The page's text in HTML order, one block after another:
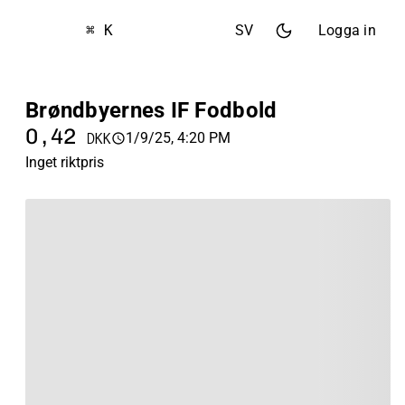
⌘ K SV Logga in
Brøndbyernes IF Fodbold
0,42 DKK
1/9/25, 4:20 PM
Inget riktpris